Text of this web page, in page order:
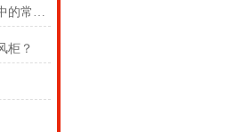
手持洛氏硬度计在使用过程中的常见问题相应解决方法分享
柜？